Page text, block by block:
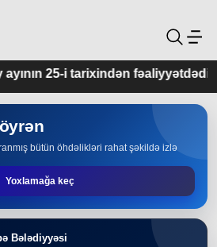
fəaliyyətdədir.
bütün öhdəlikləri rahat şəkildə izlə
Yoxlamağa keç
Bələdiyyəsi